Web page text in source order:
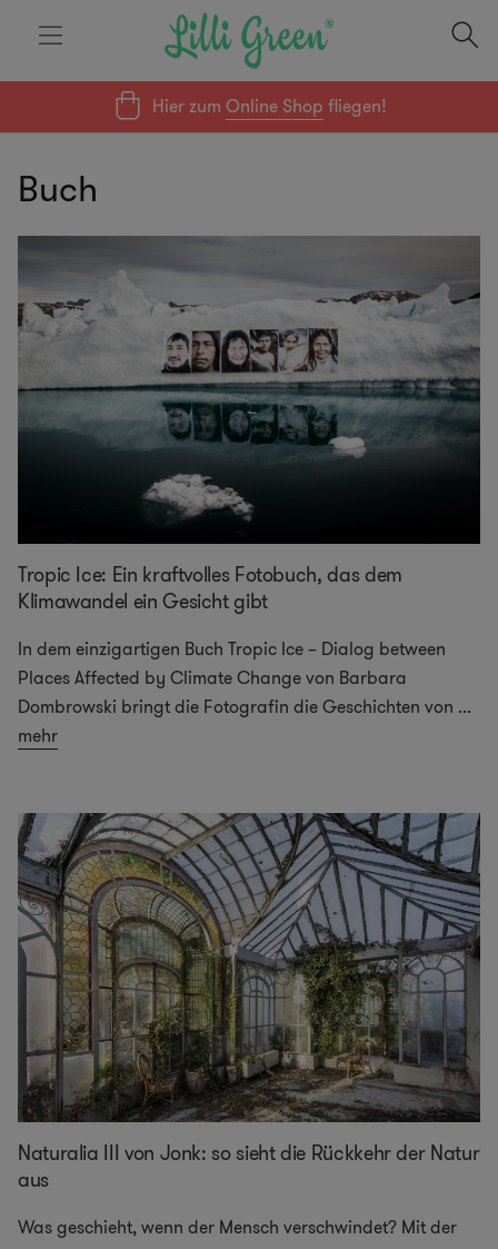
Hier zumOnline Shop fliegen!
Buch
Tropic Ice: Ein kraftvolles Fotobuch, das dem
Klimawandel ein Gesicht gibt
In dem einzigartigen Buch Tropic Ice – Dialog between
Places Affected by Climate Change von Barbara
Dombrowski bringt die Fotografin die Geschichten von ...
mehr
Naturalia III von Jonk: so sieht die Rückkehr der Natur
aus
Was geschieht, wenn der Mensch verschwindet? Mit der